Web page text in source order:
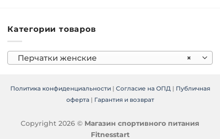
выбрать
на
странице
товара.
странице
Категории товаров
×
Перчатки женские
Политика конфиденциальности| Согласие на ОПД| Публичная
оферта | Гарантия и возврат
Copyright 2026 © Магазин спортивного питания
Fitnesstart